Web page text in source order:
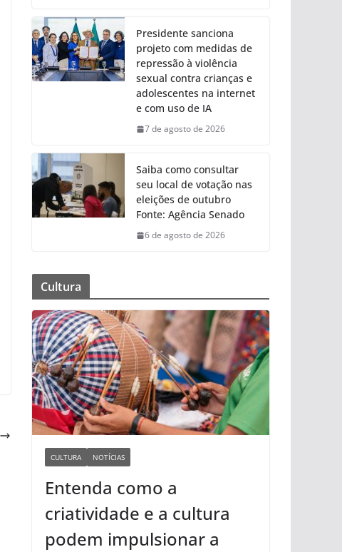
Presidente sanciona
projeto com medidas de
repressão à violência
sexual contra crianças e
adolescentes na internet
e com uso de IA
7 de agosto de 2026
Saiba como consultar
seu local de votação nas
eleições de outubro
Fonte: Agência Senado
6 de agosto de 2026
Cultura
CULTURA NOTÍCIAS
Entenda como a
criatividade e a cultura
podem impulsionar a